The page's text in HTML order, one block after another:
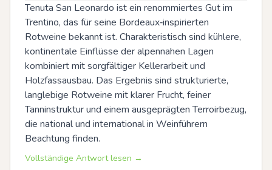
Tenuta San Leonardo ist ein renommiertes Gut im
Trentino, das für seine Bordeaux‑inspirierten
Rotweine bekannt ist. Charakteristisch sind kühlere,
kontinentale Einflüsse der alpennahen Lagen
kombiniert mit sorgfältiger Kellerarbeit und
Holzfassausbau. Das Ergebnis sind strukturierte,
langlebige Rotweine mit klarer Frucht, feiner
Tanninstruktur und einem ausgeprägten Terroirbezug,
die national und international in Weinführern
Beachtung finden.
Vollständige Antwort lesen →